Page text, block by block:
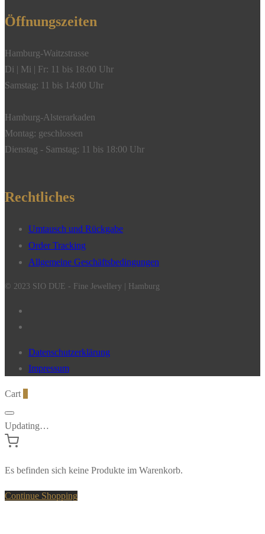
Öffnungszeiten
Hamburg-Waitzstrasse
Di | Mi | Fr: 11 bis 18:00 Uhr
Samstag: 11 bis 14:00 Uhr
Hamburg-Alsterarkaden
Montag: geschlossen
Dienstag - Samstag: 11 bis 18:00 Uhr
Rechtliches
Umtausch und Rückgabe
Order Tracking
Allgemeine Geschäftsbedingungen
© 2023 SIO DUE - Fine Jewellery | Hamburg
Datenschutzerklärung
Impressum
Cart
Updating…
Es befinden sich keine Produkte im Warenkorb.
Continue Shopping